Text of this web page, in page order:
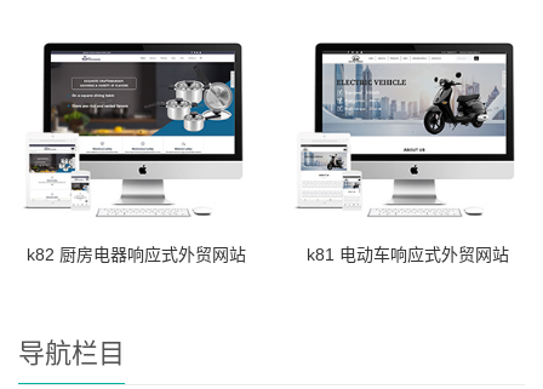
k82 厨房电器响应式外贸网站 k81 电动车响应式外贸网站
导航栏目